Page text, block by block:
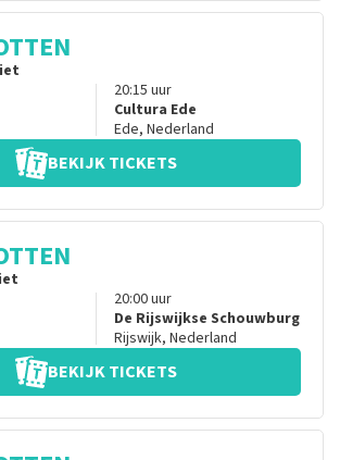
20:15 uur
Cultura Ede
Ede, Nederland
BEKIJK TICKETS
20:00uur
De Rijswijkse Schouwburg
Rijswijk, Nederland
BEKIJK TICKETS